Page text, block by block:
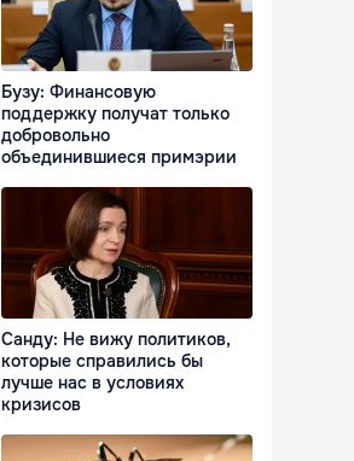
Бузу: Финансовую
поддержку получат только
добровольно
объединившиеся примэрии
Санду: Не вижу политиков,
которые справились бы
лучше нас в условиях
кризисов